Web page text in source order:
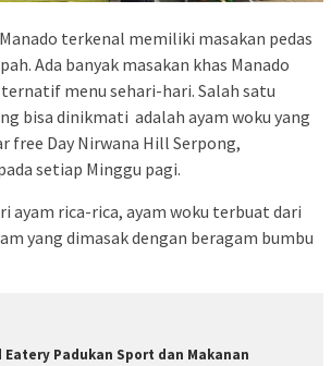
terkenal memiliki masakan pedas
Ada banyak masakan khas Manado
menu sehari-hari. Salah satu
bisa dinikmati adalah ayam woku yang
free Day Nirwana Hill Serpong,
setiap Minggu pagi.
ayam rica-rica, ayam woku terbuat dari
yang dimasak dengan beragam bumbu
Eatery Padukan Sport dan Makanan